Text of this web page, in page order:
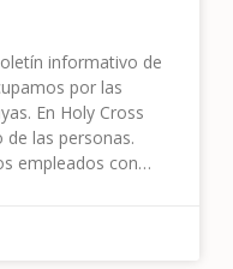
informativo de
por las
En Holy Cross
de las personas.
empleados con